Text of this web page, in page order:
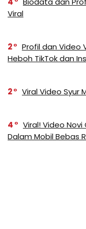
Viral
2
Profil dan Video
Heboh TikTok dan
2 Viral Video Syur
4
Viral! Video
Dalam Mobil Bebas